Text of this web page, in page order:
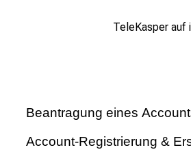
TeleKasper auf
Beantragung eines
Startet Ihre Klinik in Kürze mit
Account-Registrierung &